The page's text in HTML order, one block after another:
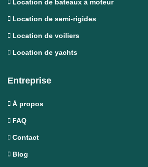
Location de bateaux à moteur
Location de semi-rigides
Location de voiliers
Location de yachts
Entreprise
À propos
FAQ
Contact
Blog